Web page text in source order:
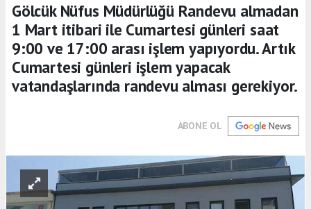
Gölcük Nüfus Müdürlüğü Randevu almadan
1 Mart itibari ile Cumartesi günleri saat
9:00 ve 17:00 arası işlem yapıyordu. Artık
Cumartesi günleri işlem yapacak
vatandaşlarında randevu alması gerekiyor.
ABONE OL